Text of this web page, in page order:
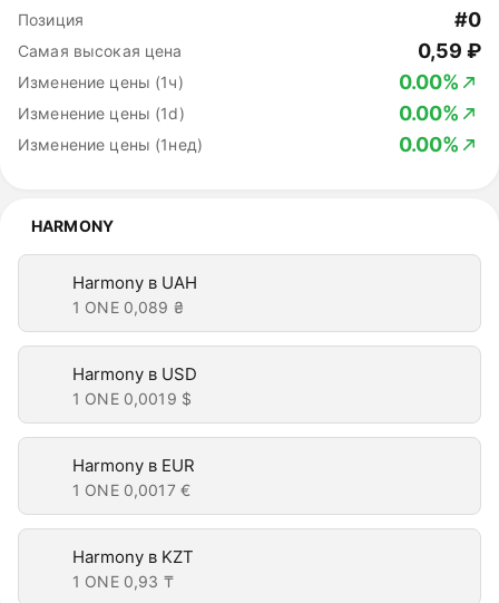
Позиция #0
Самая высокая цена 0,59 ₽
Изменение цены (1ч) 0.00%
Изменение цены (1d) 0.00%
Изменение цены (1нед) 0.00%
HARMONY
Harmony в UAH
1 ONE 0,089 ₴
Harmony в USD
1 ONE 0,0019 $
Harmony в EUR
1 ONE 0,0017 €
Harmony в KZT
1 ONE 0,93 ₸